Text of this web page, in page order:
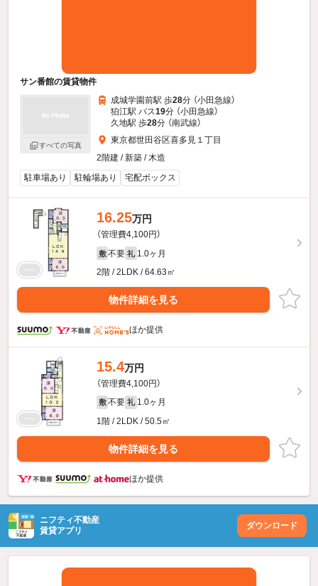
サン番館の賃貸物件
すべての写真
成城学園前駅 歩28分 （小田急線）
狛江駅 バス19分 （小田急線）
久地駅 歩28分 （南武線）
東京都世田谷区喜多見１丁目
2階建 / 新築 / 木造
駐車場あり
駐輪場あり 宅配ボックス
16.25万円
（管理費4,100円）
敷 不要 礼 1.0ヶ月
2階 / 2LDK / 64.63㎡
物件詳細を見る
ほか提供
15.4万円
（管理費4,100円）
敷 不要 礼 1.0ヶ月
1階 / 2LDK / 50.5㎡
物件詳細を見る
ほか提供
ニフティ不動産
賃貸アプリ
ダウンロード